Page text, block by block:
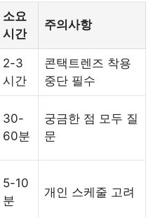
소요
시간
주의사항
2-3
시간
콘택트렌즈 착용
중단 필수
30-
60분
궁금한 점 모두 질
문
5-10
분
개인 스케줄 고려